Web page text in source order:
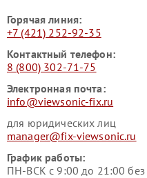
Горячая линия:
+7 (421) 252-92-35
Контактный телефон:
8 (800) 302-71-75
Электронная почта:
info@viewsonic-fix.ru
для юридических лиц
manager@fix-viewsonic.ru
График работы:
ПН-ВСК с 9:00 до 21:00